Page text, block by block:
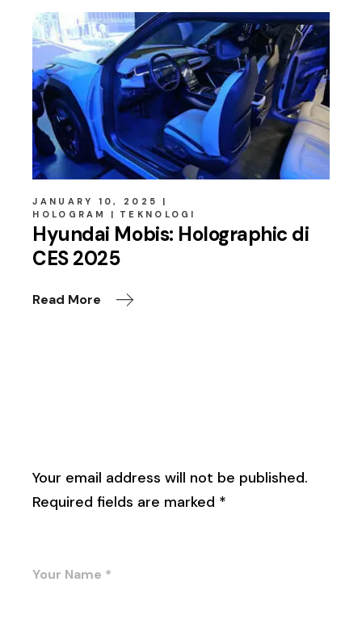
JANUARY 10, 2025
HOLOGRAM
TEKNOLOGI
Hyundai Mobis: Holographic di
CES 2025
Read More
Your email address will not be published.
Required fields are marked *